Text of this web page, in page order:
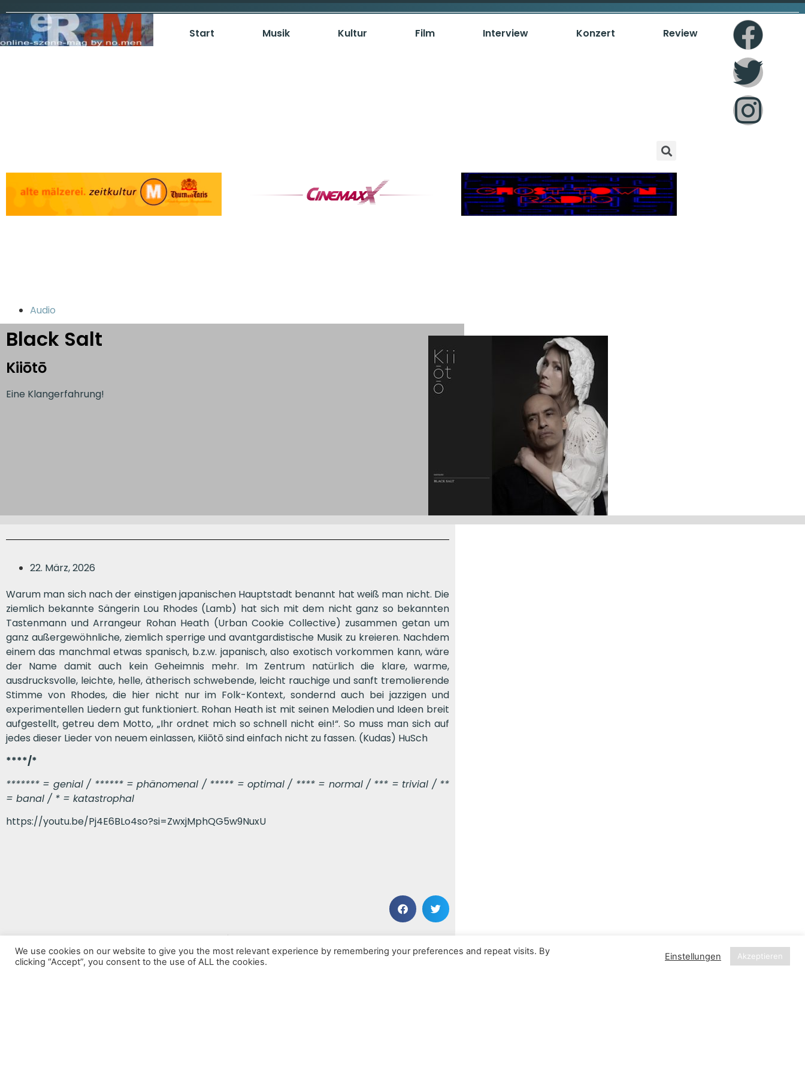
Start Musik Kultur Film Interview Konzert Review
Audio
Black Salt
Kiiōtō
Eine Klangerfahrung!
22. März, 2026
Warum man sich nach der einstigen japanischen Hauptstadt benannt hat weiß man nicht. Die
ziemlich bekannte Sängerin Lou Rhodes (Lamb) hat sich mit dem nicht ganz so bekannten
Tastenmann und Arrangeur Rohan Heath (Urban Cookie Collective) zusammen getan um
ganz außergewöhnliche, ziemlich sperrige und avantgardistische Musik zu kreieren. Nachdem
einem das manchmal etwas spanisch, b.z.w. japanisch, also exotisch vorkommen kann, wäre
der Name damit auch kein Geheimnis mehr. Im Zentrum natürlich die klare, warme,
ausdrucksvolle, leichte, helle, ätherisch schwebende, leicht rauchige und sanft tremolierende
Stimme von Rhodes, die hier nicht nur im Folk-Kontext, sondernd auch bei jazzigen und
experimentellen Liedern gut funktioniert. Rohan Heath ist mit seinen Melodien und Ideen breit
aufgestellt, getreu dem Motto, „Ihr ordnet mich so schnell nicht ein!“. So muss man sich auf
jedes dieser Lieder von neuem einlassen, Kiiōtō sind einfach nicht zu fassen. (Kudas) HuSch
****/*
******* = genial / ****** = phänomenal / ***** = optimal / **** = normal / *** = trivial / **
= banal / * = katastrophal
https://youtu.be/Pj4E6BLo4so?si=ZwxjMphQG5w9NuxU
Alamar Resurgance
We use cookies on our website to give you the most relevant experience by remembering your preferences and repeat visits. By
clicking “Accept”, you consent to the use of ALL the cookies.
Einstellungen Akzeptieren